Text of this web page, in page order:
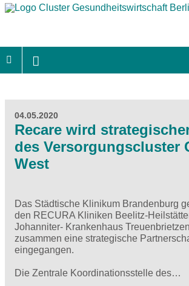
04.05.2020
Recare wird
des Versorgungscluster
West
Das Städtische Klinikum Brandenburg
den RECURA Kliniken Beelitz-
Johanniter- Krankenhaus
zusammen eine strategische
eingegangen.
Die Zentrale Koordinationsstelle des…